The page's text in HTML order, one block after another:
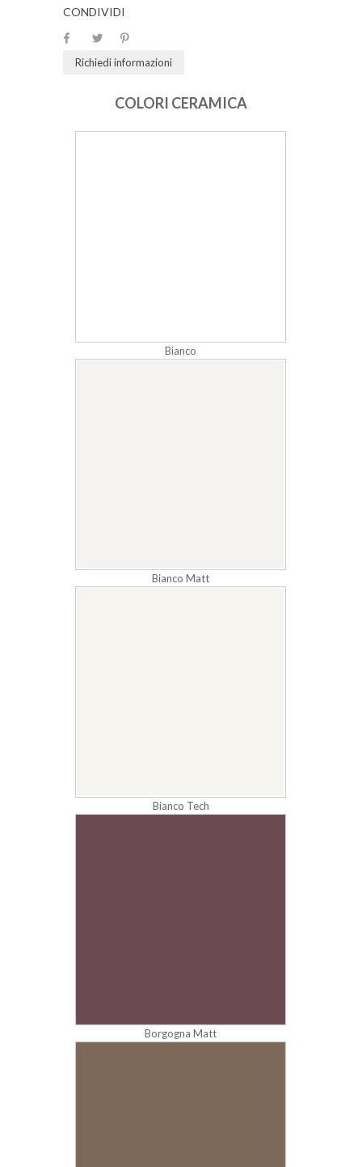
CONDIVIDI
Richiedi informazioni
COLORI CERAMICA
Bianco
Bianco Matt
Bianco Tech
Borgogna Matt